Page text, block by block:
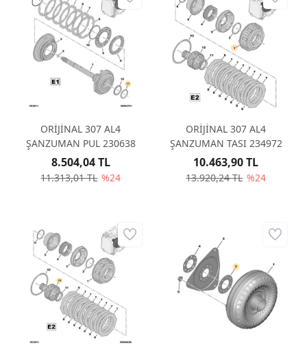
ORİJİNAL 307 AL4
ŞANZUMAN PUL 230638
11.313,01 TL %24
8.504,04 TL
ORİJİNAL 307 AL4
ŞANZUMAN TASI 234972
13.920,24 TL %24
10.463,90 TL